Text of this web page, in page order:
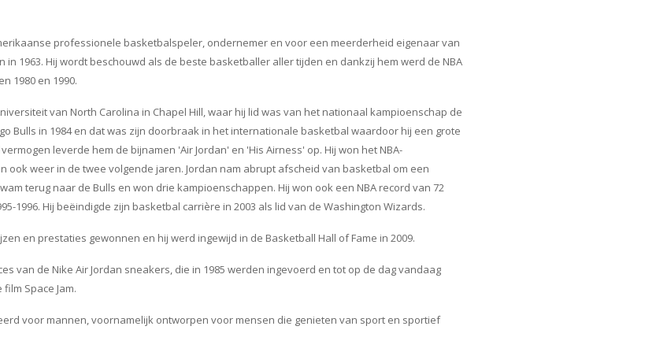
professionele basketbalspeler, ondernemer en voor een meerderheid eigenaar van
in 1963. Hij wordt beschouwd als de beste basketballer aller tijden en dankzij hem werd de NBA
1980 en 1990.
van North Carolina in Chapel Hill, waar hij lid was van het nationaal kampioenschap de
Bulls in 1984 en dat was zijn doorbraak in het internationale basketbal waardoor hij een grote
leverde hem de bijnamen 'Air Jordan' en 'His Airness' op. Hij won het NBA-
ook weer in de twee volgende jaren. Jordan nam abrupt afscheid van basketbal om een
terug naar de Bulls en won drie kampioenschappen. Hij won ook een NBA record van 72
1996. Hij beëindigde zijn basketbal carrière in 2003 als lid van de Washington Wizards.
en prestaties gewonnen en hij werd ingewijd in de Basketball Hall of Fame in 2009.
van de Nike Air Jordan sneakers, die in 1985 werden ingevoerd en tot op de dag vandaag
Space Jam.
voor mannen, voornamelijk ontworpen voor mensen die genieten van sport en sportief